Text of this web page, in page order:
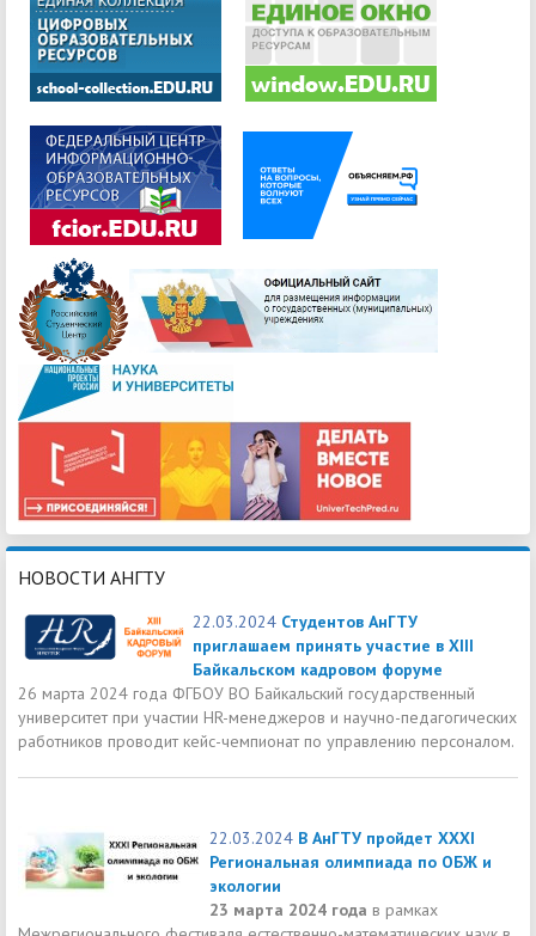
НОВОСТИ АНГТУ
22.03.2024 Студентов АнГТУ
приглашаем принять участие в XIII
Байкальском кадровом форуме
26 марта 2024 года ФГБОУ ВО Байкальский государственный
университет при участии HR-менеджеров и научно-педагогических
работников проводит кейс-чемпионат по управлению персоналом.
22.03.2024 В АнГТУ пройдет XХХI
Региональная олимпиада по ОБЖ и
экологии
23 марта 2024 года в рамках